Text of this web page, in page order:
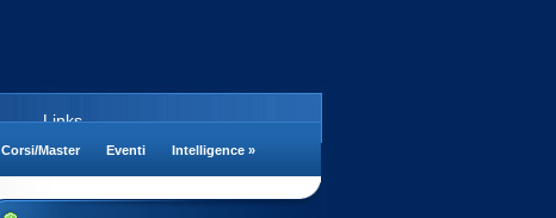
Links
Corsi/Master Eventi Intelligence »